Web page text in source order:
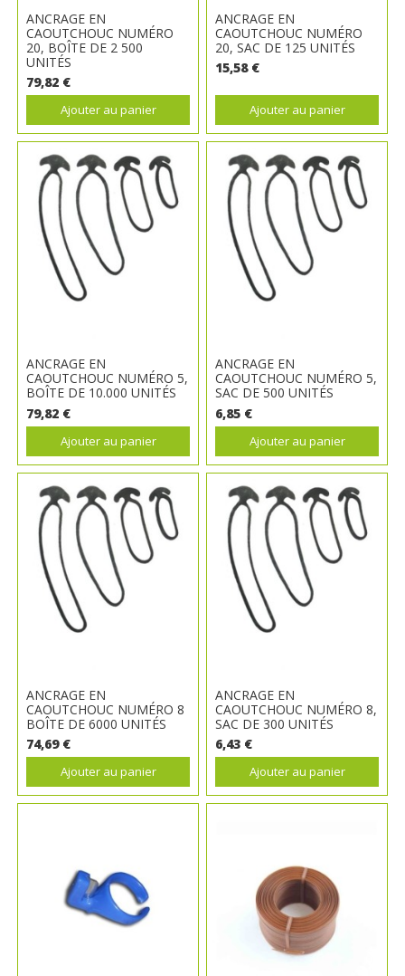
ANCRAGE EN
CAOUTCHOUC NUMÉRO
20, BOÎTE DE 2 500
UNITÉS
79,82 €
Ajouter au panier
ANCRAGE EN
CAOUTCHOUC NUMÉRO
20, SAC DE 125 UNITÉS
15,58 €
Ajouter au panier
ANCRAGE EN
CAOUTCHOUC NUMÉRO 5,
BOÎTE DE 10.000 UNITÉS
79,82 €
Ajouter au panier
ANCRAGE EN
CAOUTCHOUC NUMÉRO 5,
SAC DE 500 UNITÉS
6,85 €
Ajouter au panier
ANCRAGE EN
CAOUTCHOUC NUMÉRO 8
BOÎTE DE 6000 UNITÉS
74,69 €
Ajouter au panier
ANCRAGE EN
CAOUTCHOUC NUMÉRO 8,
SAC DE 300 UNITÉS
6,43 €
Ajouter au panier